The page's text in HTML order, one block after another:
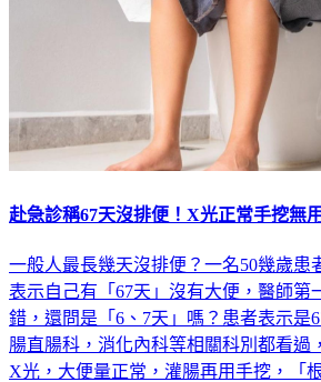
赴急診稱67天沒排便！X光正常手挖
一般人最長幾天沒排便？一名50幾歲患
表示自己有「67天」沒有大便，醫師第
錯，還問是「6、7天」嗎？患者表示是
腸直腸科，消化內科等相關科別都看過
X光，大便量正常，灌腸再用手挖，「